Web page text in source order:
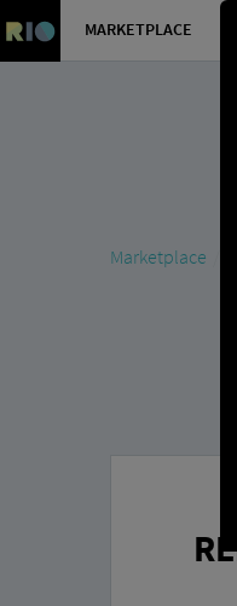
MARKETPLACE
Marketplace